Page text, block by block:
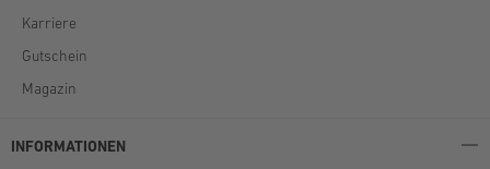
Karriere
Gutschein
Magazin
INFORMATIONEN